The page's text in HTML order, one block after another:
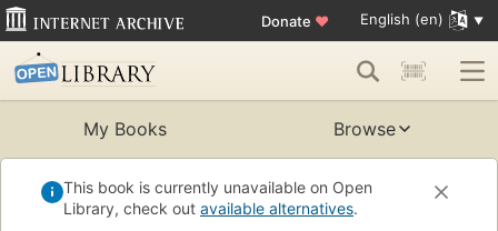
Donate ♥ English (en)
My Books Browse
This book is currently unavailable on Open
Library, check out available alternatives.